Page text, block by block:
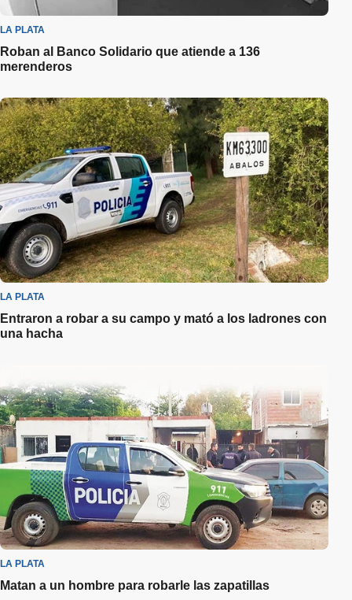
LA PLATA
Roban al Banco Solidario que atiende a 136
merenderos
LA PLATA
Entraron a robar a su campo y mató a los ladrones con
una hacha
LA PLATA
Matan a un hombre para robarle las zapatillas